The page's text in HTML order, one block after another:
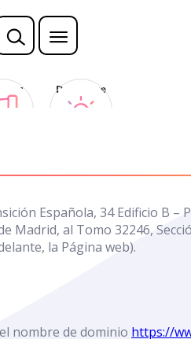
Descubre
Española, 34 Edificio B –
Madrid, al Tomo 32246,
la Página web).
nombre de dominio https://